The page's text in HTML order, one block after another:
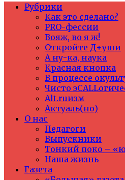
Рубрики
Как это сделано?
PRO-фессии
Вояж, во я ж!
Откройте Д+уши
А ну-ка, наука
Красная кнопка
В процессе
Чисто
Alt.ruизм
Актуаль(но)
О нас
Педагоги
Выпускники
Тонкий поко –
Наша жизнь
Газета